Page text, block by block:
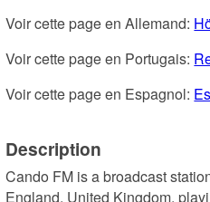
Voir cette page en Allemand:
Voir cette page en Portugais:
Voir cette page en Espagnol:
Description
Cando FM is a broadcast
England, United Kingdom,